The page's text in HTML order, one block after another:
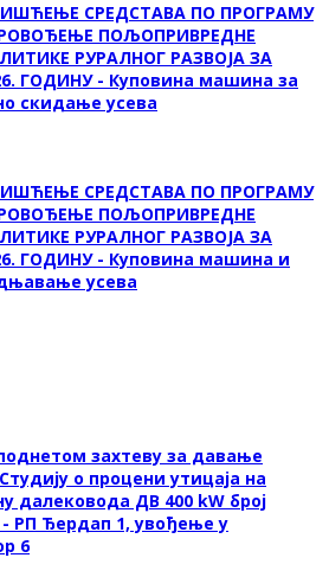
СРЕДСТАВА ПО ПРОГРАМУ
ПОЉОПРИВРЕДНЕ
РУРАЛНОГ РАЗВОЈА ЗА
ГОДИНУ - Куповинa машина за
скидање усева
СРЕДСТАВА ПО ПРОГРАМУ
ПОЉОПРИВРЕДНЕ
РУРАЛНОГ РАЗВОЈА ЗА
ГОДИНУ - Куповина машина и
усева
захтеву за давање
о процени утицаја на
далековода ДВ 400 kW број
РП Ђердап 1, увођење у
6